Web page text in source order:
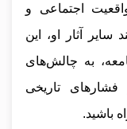
اجتماعی و
آثار او، این
به چالش‌های
فشارهای تاریخی
باشید.